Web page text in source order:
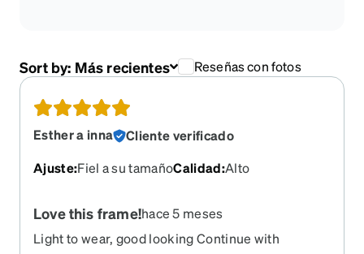
Sort by: Más recientes Reseñas con fotos
Esther a inna
Cliente verificado
Ajuste:Fiel a su tamañoCalidad:Alto
Love this frame!hace 5 meses
Light to wear, good looking Continue with